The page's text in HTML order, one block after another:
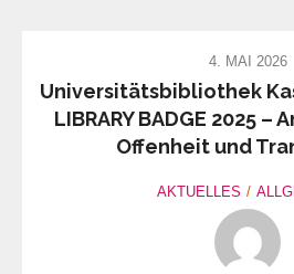
4. MAI 2026
Universitätsbibliothek
LIBRARY BADGE 2025 –
Offenheit und
AKTUELLES